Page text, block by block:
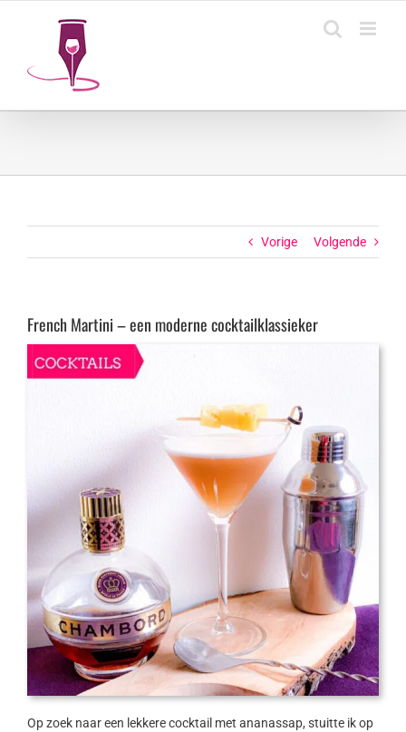
Vorige Volgende
French Martini – een moderne cocktailklassieker
Op zoek naar een lekkere cocktail met ananassap, stuitte ik op